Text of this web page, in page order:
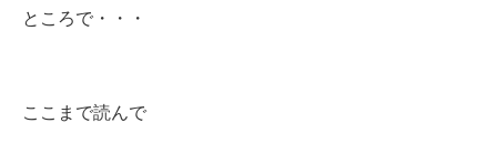
ところで・・・
ここまで読んで